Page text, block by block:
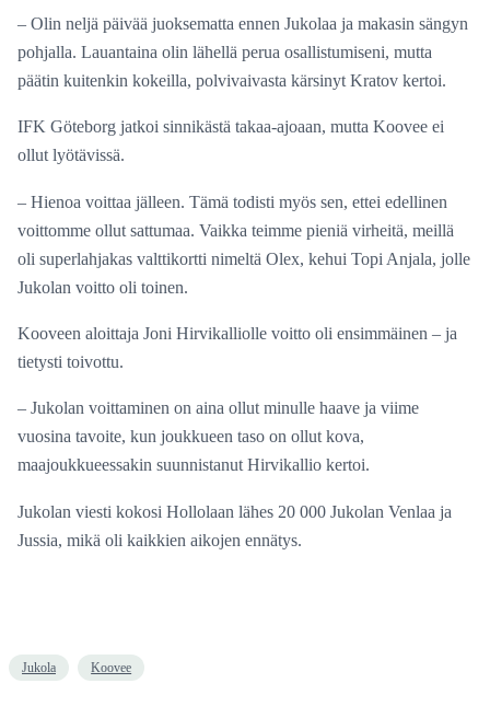
– Olin neljä päivää juoksematta ennen Jukolaa ja makasin sängyn
pohjalla. Lauantaina olin lähellä perua osallistumiseni, mutta
päätin kuitenkin kokeilla, polvivaivasta kärsinyt Kratov kertoi.
IFK Göteborg jatkoi sinnikästä takaa-ajoaan, mutta Koovee ei
ollut lyötävissä.
– Hienoa voittaa jälleen. Tämä todisti myös sen, ettei edellinen
voittomme ollut sattumaa. Vaikka teimme pieniä virheitä, meillä
oli superlahjakas valttikortti nimeltä Olex, kehui Topi Anjala, jolle
Jukolan voitto oli toinen.
Kooveen aloittaja Joni Hirvikalliolle voitto oli ensimmäinen – ja
tietysti toivottu.
– Jukolan voittaminen on aina ollut minulle haave ja viime
vuosina tavoite, kun joukkueen taso on ollut kova,
maajoukkueessakin suunnistanut Hirvikallio kertoi.
Jukolan viesti kokosi Hollolaan lähes 20 000 Jukolan Venlaa ja
Jussia, mikä oli kaikkien aikojen ennätys.
Jukola Koovee